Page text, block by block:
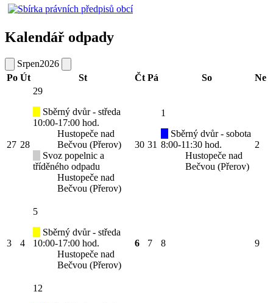
Kalendář odpady
Srpen2026
Po Út St Čt Pá So Ne
27 28
29
Sběrný dvůr - středa
10:00-17:00 hod.
Hustopeče nad
Bečvou (Přerov)
Svoz popelnic a
tříděného odpadu
Hustopeče nad
Bečvou (Přerov)
30 31
1
Sběrný dvůr - sobota
8:00-11:30 hod.
Hustopeče nad
Bečvou (Přerov)
2
3 4
5
Sběrný dvůr - středa
10:00-17:00 hod.
Hustopeče nad
Bečvou (Přerov)
6 7 8 9
12